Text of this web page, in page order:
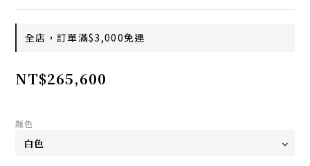
全店，訂單滿$3,000免運
NT$265,600
顏色